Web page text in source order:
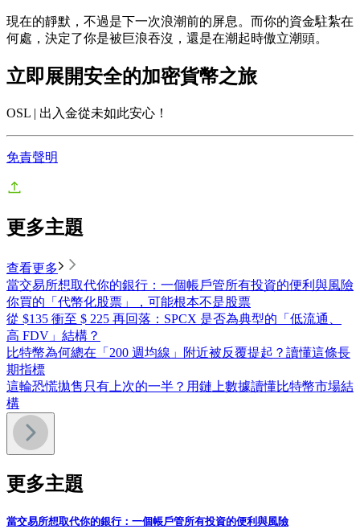
現在的靜默，不過是下一次浪潮前的屏息。而你的資金駐紮在
何處，決定了你是被巨浪吞沒，還是在潮起時傲立潮頭。
立即展開安全的加密貨幣之旅
OSL | 出入金從未如此安心！
免責聲明
更多主題
查看更多
當交易所想取代你的銀行：一個帳戶管所有投資的便利與風險
你買的「代幣化股票」，可能根本不是股票
從 $135 衝至 $ 225 再回落：SPCX 是否為典型的「低流通、
高 FDV」結構？
比特幣為何總在「200 週均線」附近被反覆提起？讀懂這條長
期指標
這輪恐慌拋售只有上次的一半？用鏈上數據讀懂比特幣市場結
構
更多主題
當交易所想取代你的銀行：一個帳戶管所有投資的便利與風險